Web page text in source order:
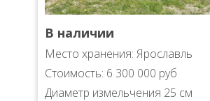
В наличии
Место хранения: Ярославль
Стоимость: 6 300 000 руб
Диаметр измельчения 25 см